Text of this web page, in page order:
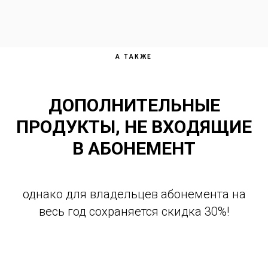
А ТАКЖЕ
ДОПОЛНИТЕЛЬНЫЕ
ПРОДУКТЫ, НЕ ВХОДЯЩИЕ
В АБОНЕМЕНТ
однако для владельцев абонемента на
весь год сохраняется скидка 30%!